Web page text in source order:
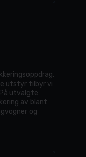
utstyr tilbyr vi
utvalgte
av blant
og